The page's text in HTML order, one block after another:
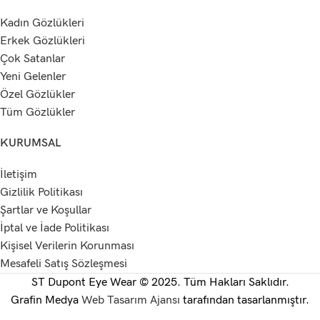
Kadın Gözlükleri
Erkek Gözlükleri
Çok Satanlar
Yeni Gelenler
Özel Gözlükler
Tüm Gözlükler
KURUMSAL
İletişim
Gizlilik Politikası
Şartlar ve Koşullar
İptal ve İade Politikası
Kişisel Verilerin Korunması
Mesafeli Satış Sözleşmesi
ST Dupont Eye Wear © 2025. Tüm Hakları Saklıdır.
Grafin Medya Web Tasarım Ajansı tarafından tasarlanmıştır.